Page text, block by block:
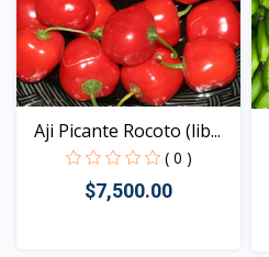
Aji Picante Rocoto (lib...
( 0 )
$7,500.00